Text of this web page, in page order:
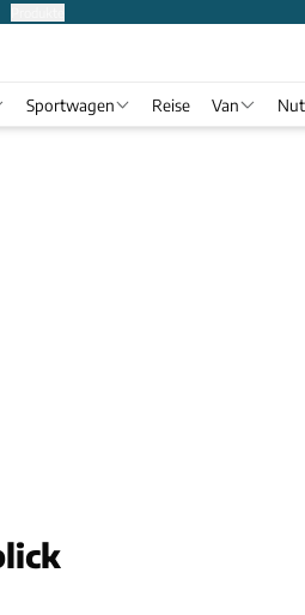
Sportwagen Reise Van